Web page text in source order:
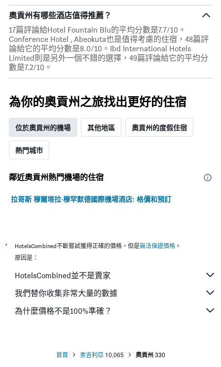
奧貢州有哪些酒店值得推薦？
17篇評論給Hotel Fountain Blu的平均分數是7.7/10。
Conference Hotel , Abeokuta也是值得考慮的住宿，48篇評
論給它的平均分數是8.0/10。Ibd International Hotels
Limited則是另外一個不錯的選擇，49篇評論給它的平均分
數是7.2/10。
為你的奧貢州之旅找出更好的住宿
位於奧貢州的機場 其他地區 奧貢州的度假住宿
熱門城市
鄰近奧貢州熱門機場的住宿
拉哥斯 穆爾塔拉‧穆罕默德國際機場酒店: 格價和預訂
* HotelsCombined不斷嘗試獲得正確的價格，但是無法保證價格 。
原因是：
HotelsCombined並不是賣家
我們替你收集非常大量的數據
為什麼價格不是100%準確？
首頁 柰吉利亞 10,065 奧貢州 330